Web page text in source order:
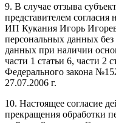
9. В случае отзыва
представителем
ИП Кукания Игорь
персональных данных без
данных при наличии
части 1 статьи 6, части 2
Федерального закона
27.07.2006 г.
10. Настоящее согласие
прекращения обработки